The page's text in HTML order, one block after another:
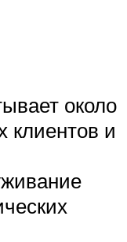
около
клиентов и